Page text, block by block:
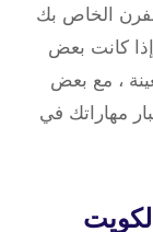
الخاص بك
كانت بعض
، مع بعض
مهاراتك في